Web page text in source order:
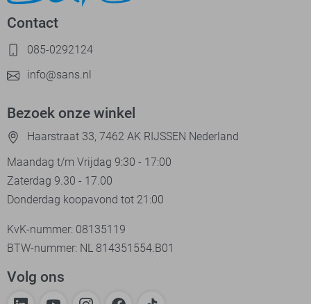
Contact
085-0292124
info@sans.nl
Bezoek onze winkel
Haarstraat 33, 7462 AK RIJSSEN Nederland
Maandag t/m Vrijdag 9:30 - 17:00
Zaterdag 9.30 - 17.00
Donderdag koopavond tot 21:00
KvK-nummer: 08135119
BTW-nummer: NL 814351554.B01
Volg ons